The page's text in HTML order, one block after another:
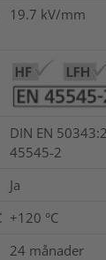
19.7 kV/mm
DIN EN
45545-2
Ja
+120 °C
24 månader